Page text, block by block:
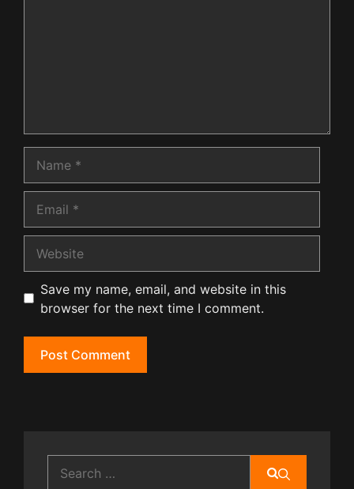
Save my name, email, and website in this
browser for the next time I comment.
for: